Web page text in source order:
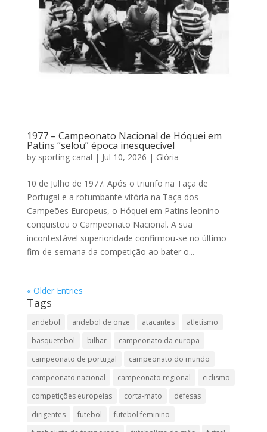
1977 – Campeonato Nacional de Hóquei em
Patins “selou” época inesquecível
by sporting canal | Jul 10, 2026 | Glória
10 de Julho de 1977. Após o triunfo na Taça de
Portugal e a rotumbante vitória na Taça dos
Campeões Europeus, o Hóquei em Patins leonino
conquistou o Campeonato Nacional. A sua
incontestável superioridade confirmou-se no último
fim-de-semana da competição ao bater o...
« Older Entries
Tags
andebol andebol de onze atacantes
atletismo
basquetebol
bilhar
campeonato da europa
campeonato de portugal
campeonato do mundo
campeonato nacional
campeonato regional
ciclismo
competições europeias
corta-mato
defesas
dirigentes
futebol
futebol feminino